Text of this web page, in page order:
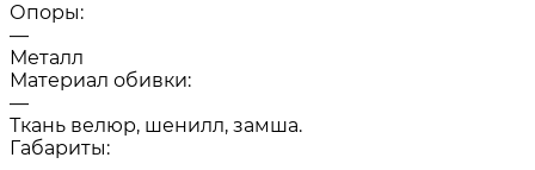
Опоры:
—
Металл
Материал обивки:
—
Ткань велюр, шенилл, замша.
Габариты: